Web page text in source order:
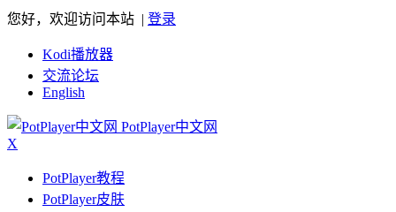
您好，欢迎访问本站 | 登录
Kodi播放器
交流论坛
English
PotPlayer中文网
X
PotPlayer教程
PotPlayer皮肤